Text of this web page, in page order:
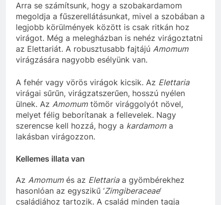
Arra se számítsunk, hogy a szobakardamom
megoldja a fűszerellátásunkat, mivel a szobában a
legjobb körülmények között is csak ritkán hoz
virágot. Még a melegházban is nehéz virágoztatni
az Elettariát. A robusztusabb fajtájú Amomum
virágzására nagyobb esélyünk van.
A fehér vagy vörös virágok kicsik. Az Elettaria
virágai sűrűn, virágzatszerűen, hosszú nyélen
ülnek. Az Amomumtömör virággolyót növel,
melyet félig beborítanak a fellevelek. Nagy
szerencse kell hozzá, hogy a kardamoma
lakásban virágozzon.
Kellemes illata van
Az Amomumés az Elettariaa gyömbérekhez
hasonlóan az egyszikű ‘Zimgiberaceae‘
családjához tartozik. A család minden tagja